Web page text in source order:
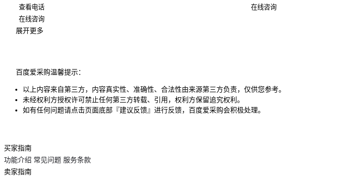
查看电话
在线咨询
在线咨询
展开更多
百度爱采购温馨提示：
以上内容来自第三方，内容真实性、准确性、合法性由来源第三方负责，仅供您参考。
未经权利方授权许可禁止任何第三方转载、引用，权利方保留追究权利。
如有任何问题请点击页面底部『建议反馈』进行反馈，百度爱采购会积极处理。
买家指南
功能介绍 常见问题 服务条款
卖家指南